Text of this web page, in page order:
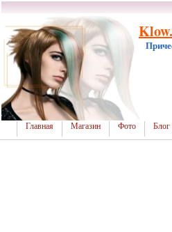
Главная Магазин Фото Блог